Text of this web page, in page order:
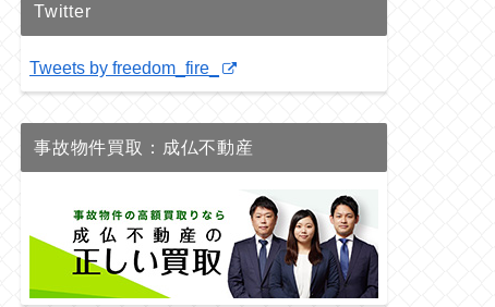
Twitter
Tweets by freedom_fire_
事故物件買取：成仏不動産